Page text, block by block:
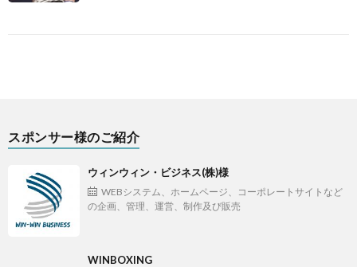
スポンサー様のご紹介
ウィンウィン・ビジネス(株)様
WEBシステム、ホームページ、コーポレートサイトなど
の企画、管理、運営、制作及び販売
WINBOXING